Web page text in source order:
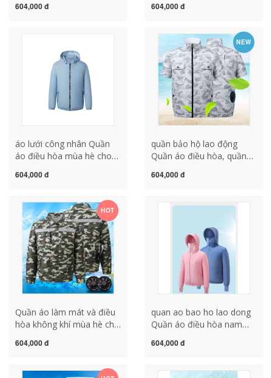
lạnh điều hòa không khí
Bộ áo liền quần câu cá
ngoài trời mùa hè quần áo
bao ho lao dong áo phản
quang bảo hộ
604,000 đ
chống say nắng sạc điện
làm việc chống nắng ngoài
trời quần áo bảo hộ lao
động quần áo bảo hộ thợ
hàn
604,000 đ
áo lưới công nhân Quần
áo điều hòa mùa hè cho
mát, sạc điện lạnh, câu cá
quần áo chống nắng có
mũ trùm đầu chống nóng
cho nữ áo công nhân màu
xanh quần áo bảo hộ thợ
hàn
604,000 đ
NEW
quần bảo hộ lao động
Quần áo điều hòa, quần
làm ngắn tay, sạc điện
và làm mát, quần áo
chống nắng có quạt quần
áo bhld quần áo bảo hộ
604,000 đ
HOT
Quần áo làm mát và điều
hòa không khí mùa hè cho
nắng có quạt, quần áo
và sạc công trường cỡ lớn
604,000 đ
quan ao bao ho lao dong
Quần áo điều hòa nam
quần áo chống nắng, quần
cá ngoài trời sạc điện áo
604,000 đ